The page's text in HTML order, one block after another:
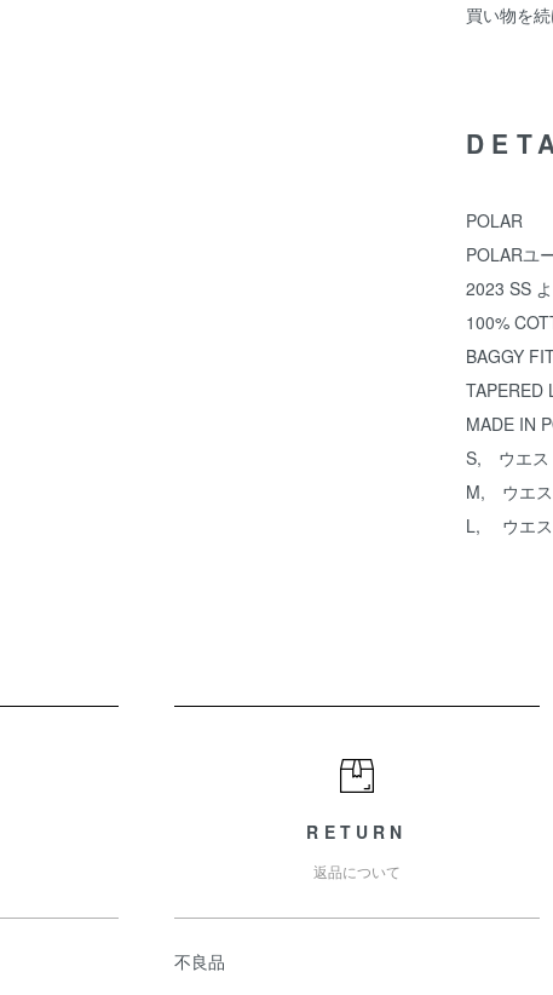
買い物を
POLAR
POLARユ
2023 SS
100%
BAGGY
TAPERED
MADE IN
S, ウエス
M, ウエス
L, ウエス
RETURN
返品について
不良品